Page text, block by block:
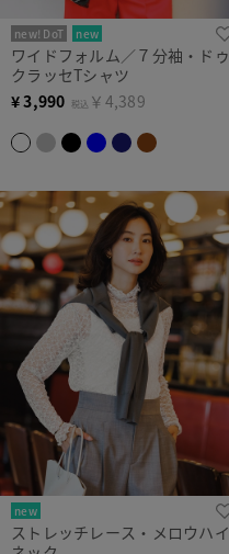
new! DoT new
ワイドフォルム／７分袖・ドゥ
クラッセTシャツ
¥3,990 税込 ￥4,389
new
ストレッチレース・メロウハイ